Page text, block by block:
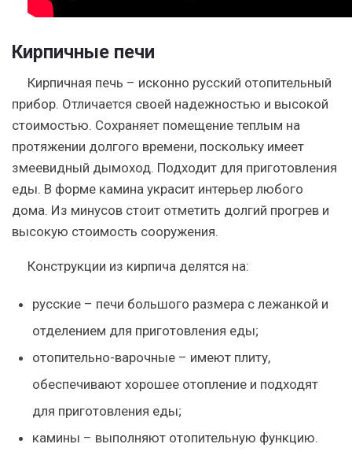
Кирпичные печи
Кирпичная печь – исконно русский отопительный
прибор. Отличается своей надежностью и высокой
стоимостью. Сохраняет помещение теплым на
протяжении долгого времени, поскольку имеет
змеевидный дымоход. Подходит для приготовления
еды. В форме камина украсит интерьер любого
дома. Из минусов стоит отметить долгий прогрев и
высокую стоимость сооружения.
Конструкции из кирпича делятся на:
русские – печи большого размера с лежанкой и
отделением для приготовления еды;
отопительно-варочные – имеют плиту,
обеспечивают хорошее отопление и подходят
для приготовления еды;
камины – выполняют отопительную функцию.